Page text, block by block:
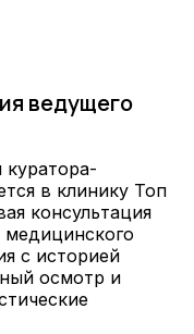
ведущего
в клинику Топ
консультация
с историей
осмотр и